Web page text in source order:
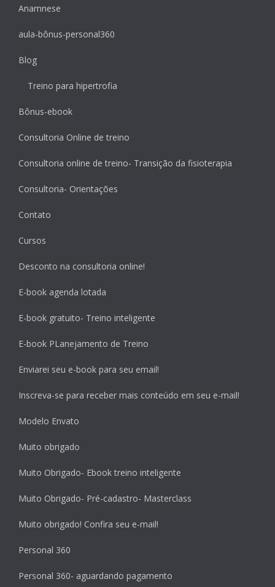
Anamnese
aula-bônus-personal360
Blog
Treino para hipertrofia
Bônus-ebook
Consultoria Online de treino
Consultoria online de treino- Transição da fisioterapia
Consultoria- Orientações
Contato
Cursos
Desconto na consultoria online!
E-book agenda lotada
E-book gratuito- Treino inteligente
E-book PLanejamento de Treino
Enviarei seu e-book para seu email!
Inscreva-se para receber mais conteúdo em seu e-mail!
Modelo Envato
Muito obrigado
Muito Obrigado- Ebook treino inteligente
Muito Obrigado- Pré-cadastro- Masterclass
Muito obrigado! Confira seu e-mail!
Personal 360
Personal 360- aguardando pagamento